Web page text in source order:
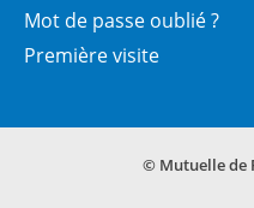
Mot de passe oublié ?
Première visite
© Mutuelle de